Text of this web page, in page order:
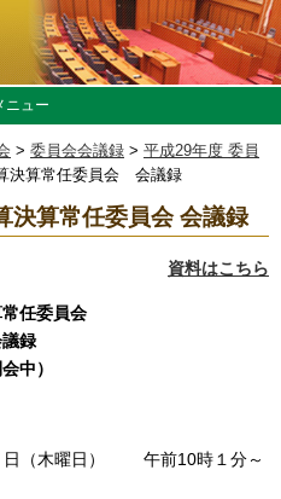
ニュー
> 委員会会議録 > 平成29年度 委員
決算常任委員会 会議録
決算常任委員会 会議録
資料はこちら
任委員会
録
会中）
（木曜日） 午前10時１分～